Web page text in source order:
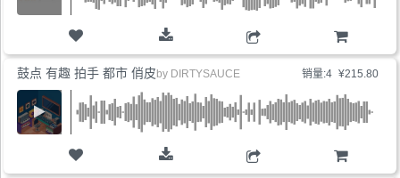
购物车
销量:4 ¥215.80
购物车
鼓点 有趣 拍手 都市 俏皮 by DIRTYSAUCE